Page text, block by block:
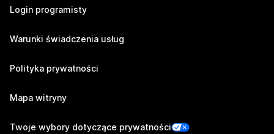
Login programisty
Warunki świadczenia usług
Polityka prywatności
Mapa witryny
Twoje wybory dotyczące prywatności